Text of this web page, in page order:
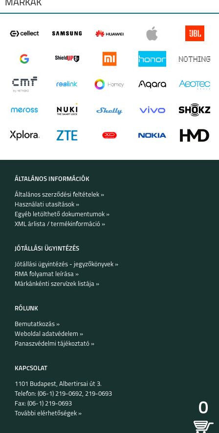
G53 5G
MOTOROLA EDGE 30
5G
MOTO G62 5G
MOTO E20
MÁRKÁK
ÁLTALÁNOS INFORMÁCIÓK
Általános szerződési feltételek »
Használati utasítások »
Egyéb letölthető dokumentumok »
XML árlista / termékinformáció »
JÓTÁLLÁSI ÜGYINTÉZÉS
Jótállási ügyintézés - jegyzőkönyvek »
RMA folyamat leírása »
Márkánkénti szervízek listája »
RÓLUNK
Bemutatkozás »
Weboldal adatvédelem »
Panaszvédelmi tájékoztató »
KAPCSOLAT
1101 Budapest, Albertirsai út 3.
Telefon: (06-1) 219-0692, 219-0693
Fax: (06-1) 219-0693
További elérhetőségek »
0